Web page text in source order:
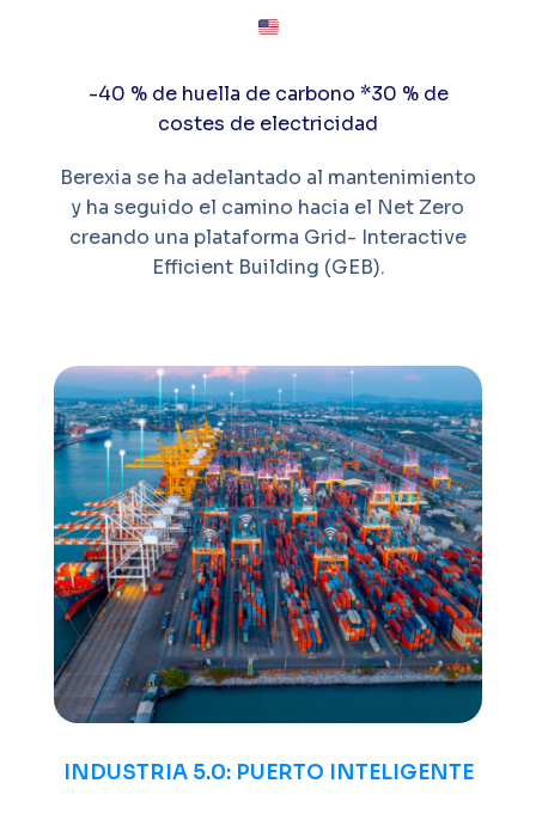
-40 % de huella de carbono *30 % de
costes de electricidad
Berexia se ha adelantado al mantenimiento
y ha seguido el camino hacia el Net Zero
creando una plataforma Grid- Interactive
Efficient Building (GEB).
INDUSTRIA 5.0: PUERTO INTELIGENTE